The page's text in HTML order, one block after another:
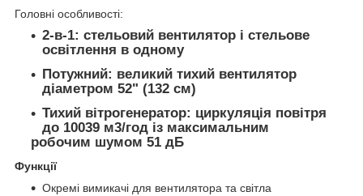
Головні особливості:
2-в-1: стельовий вентилятор і стельове
освітлення в одному
Потужний: великий тихий вентилятор
діаметром 52" (132 см)
Тихий вітрогенератор: циркуляція повітря
до 10039 м3/год із максимальним
робочим шумом 51 дБ
Функції
Окремі вимикачі для вентилятора та світла